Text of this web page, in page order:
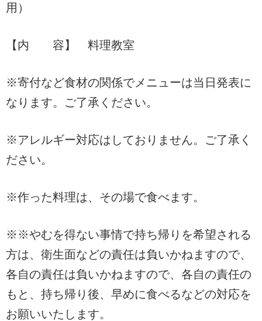
用）
【内 容】 料理教室
※寄付など食材の関係でメニューは当日発表に
なります。ご了承ください。
※アレルギー対応はしておりません。ご了承く
ださい。
※作った料理は、その場で食べます。
※※やむを得ない事情で持ち帰りを希望される
方は、衛生面などの責任は負いかねますので、
各自の責任は負いかねますので、各自の責任の
もと、持ち帰り後、早めに食べるなどの対応を
お願いいたします。